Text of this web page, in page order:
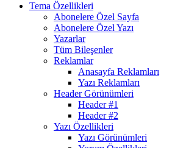
Tema Özellikleri
Abonelere Özel Sayfa
Abonelere Özel Yazı
Yazarlar
Tüm Bileşenler
Reklamlar
Anasayfa Reklamları
Yazı Reklamları
Header Görünümleri
Header #1
Header #2
Yazı Özellikleri
Yazı Görünümleri